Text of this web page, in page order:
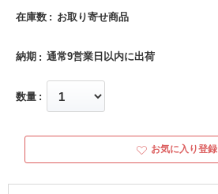
在庫数 お取り寄せ商品
納期 通常9営業日以内に出荷
数量
お気に入り登録